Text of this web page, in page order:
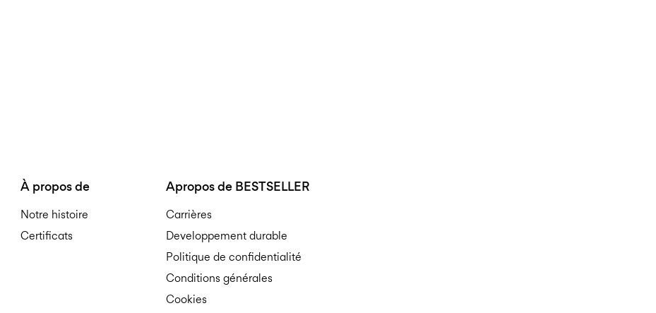
À propos de
Notre histoire
Certificats
Apropos de BESTSELLER
Carrières
Developpement durable
Politique de confidentialité
Conditions générales
Cookies